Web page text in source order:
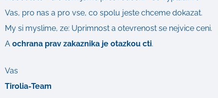
Vas, pro nas a pro vse, co spolu jeste chceme dokazat.
My si myslime, ze: Uprimnost a otevrenost se nejvice ceni.
A ochrana prav zakaznika je otazkou cti.
Vas
Tirolia-Team